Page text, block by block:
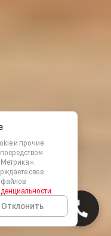
и прочие
свое
файлов
Отклонить